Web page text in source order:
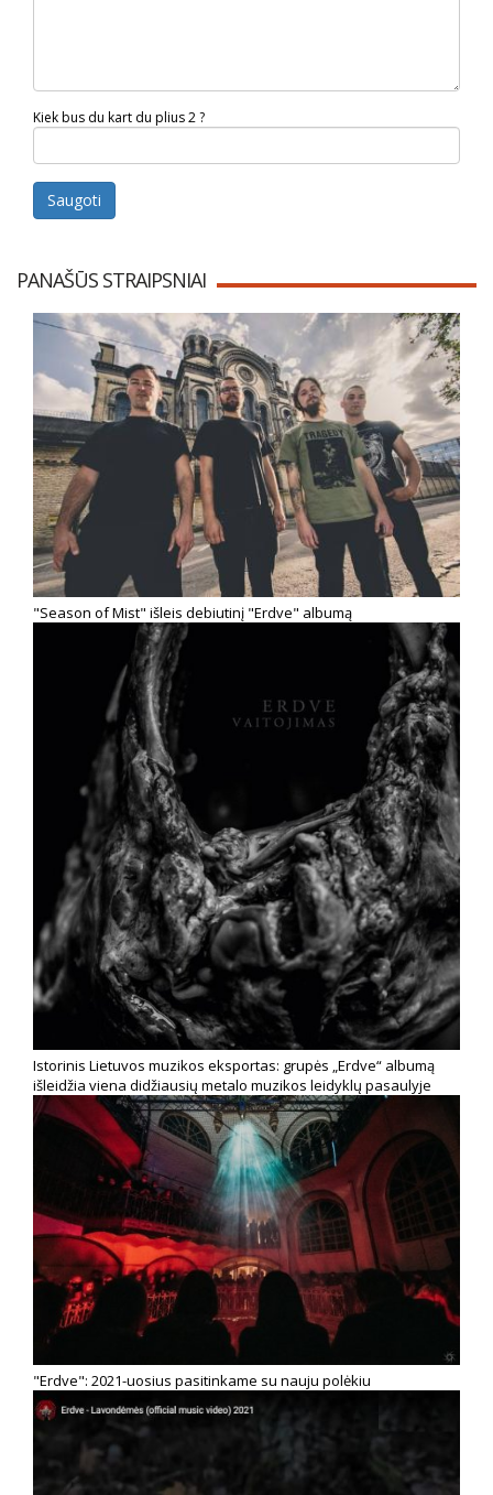
Kiek bus du kart du plius 2 ?
Saugoti
PANAŠŪS STRAIPSNIAI
"Season of Mist" išleis debiutinį "Erdve" albumą
Istorinis Lietuvos muzikos eksportas: grupės „Erdve“ albumą
išleidžia viena didžiausių metalo muzikos leidyklų pasaulyje
"Erdve": 2021-uosius pasitinkame su nauju polėkiu